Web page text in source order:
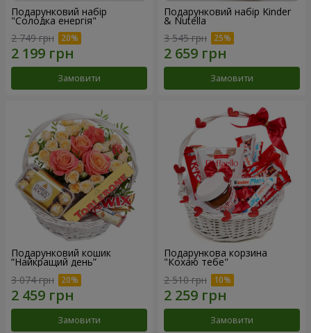
Подарунковий набір
"Солодка енергія"
2 749 грн
Замовити
Подарунковий набір Kinder
& Nutella
3 545 грн
Замовити
Подарунковий кошик
“Найкращий день”
3 074 грн
Замовити
Подарункова корзина
"Кохаю тебе"
2 510 грн
Замовити